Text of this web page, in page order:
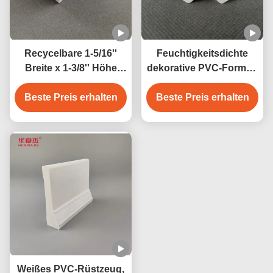
Recycelbare 1-5/16''
Breite x 1-3/8'' Höhe
weiße PVC-
Fensterbank-Nase PVC-
Profile Innendekoration
Beste Preis erhalten
Feuchtigkeitsdichte
dekorative PVC-Formen
3/4 "pvc weiße Bucht
für Innen- und
Außendekoration
Beste Preis erhalten
Weißes PVC-Rüstzeug,